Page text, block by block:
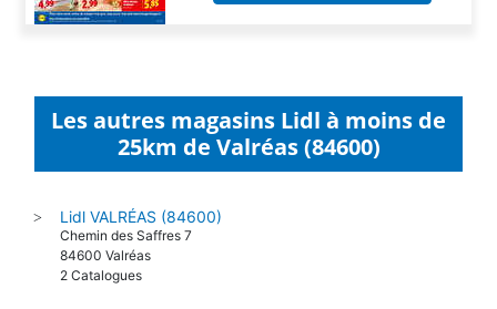
Les autres magasins Lidl à moins de
25km de Valréas (84600)
> Lidl VALRÉAS (84600)
Chemin des Saffres 7
84600 Valréas
2 Catalogues